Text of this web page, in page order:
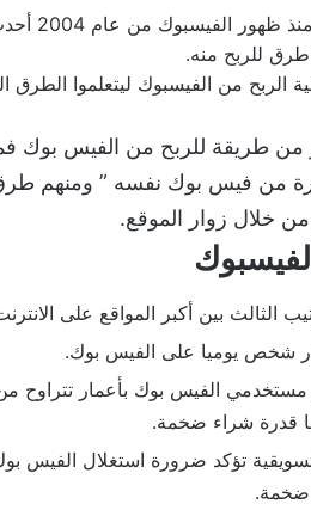
كيفية
للربح منه.
الربح من الفيسبوك ليتعلموا
من طريقة للربح من الفيس
من فيس بوك نفسه ” ومنهم
خلال زوار الموقع.
الثالث بين أكبر المواقع على
قدرة شراء ضخمة.
تؤكد ضرورة استغلال
ضخمة.